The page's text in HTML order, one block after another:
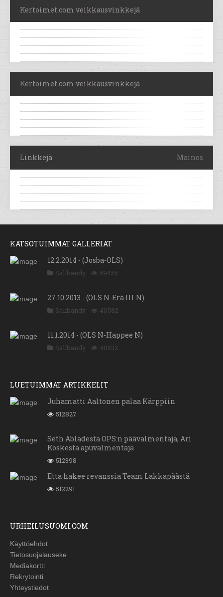
Kertoimet.com veikkausvinkkejä
Kertoimet.com veikkausvinkkejä
Linkkejä Mainos
KATSOTUIMMAT GALLERIAT
12.2.2014 - (Josba-OLS)
Salibandy 59455
27.10.2013 - (OLS N-Erä III N)
Salibandy 40582
11.1.2014 - (OLS N-Happee N)
Salibandy 40532
LUETUIMMAT ARTIKKELIT
Juhamatti Aaltonen palaa Kärppiin
512827
Seth Abladesta OPS:n päävalmentaja, Ari
Koskesta apuvalmentaja
512398
Etta hakee revanssia Team Lakkapäästä
512291
URHEILUSUOMI.COM
Käyttöehdot
Tietosuojalauseke
Mediakortti
Rekrytointi
Yhteystiedot